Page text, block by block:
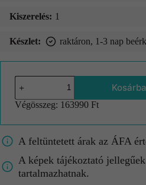
Kiszerelés: 1
Készlet: raktáron, 1-3 nap
Végösszeg: 163990 Ft
A feltüntetett árak az ÁFA
A képek tájékoztató
tartalmazhatnak.